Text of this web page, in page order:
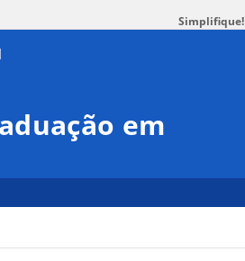
Simplifique!
em